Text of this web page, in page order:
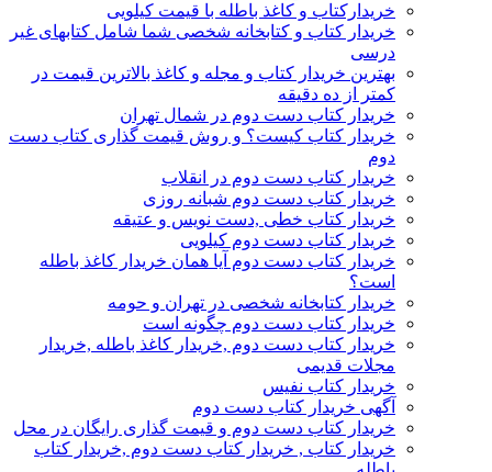
خریدارکتاب و کاغذ باطله با قیمت کیلویی
خریدار کتاب و کتابخانه شخصی شما شامل کتابهای غیر
درسی
بهترین خریدار کتاب و مجله و کاغذ بالاترین قیمت در
کمتر از ده دقیقه
خریدار کتاب دست دوم در شمال تهران
خریدار کتاب کیست؟ و روش قیمت گذاری کتاب دست
دوم
خریدار کتاب دست دوم در انقلاب
خریدار کتاب دست دوم شبانه روزی
خریدار کتاب خطی ,دست نویس و عتیقه
خریدار کتاب دست دوم کیلویی
خریدار کتاب دست دوم آیا همان خریدار کاغذ باطله
است؟
خریدار کتابخانه شخصی در تهران و حومه
خریدار کتاب دست دوم چگونه است
خریدار کتاب دست دوم ,خریدار کاغذ باطله ,خریدار
مجلات قدیمی
خریدار کتاب نفیس
آگهی خریدار کتاب دست دوم
خریدار کتاب دست دوم و قیمت گذاری رایگان در محل
خریدار کتاب , خریدار کتاب دست دوم ,خریدار کتاب